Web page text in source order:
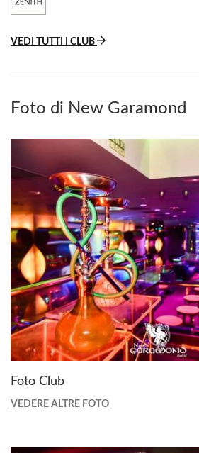
VEDI TUTTI I CLUB
Foto di New Garamond
Foto Club
VEDERE ALTRE FOTO